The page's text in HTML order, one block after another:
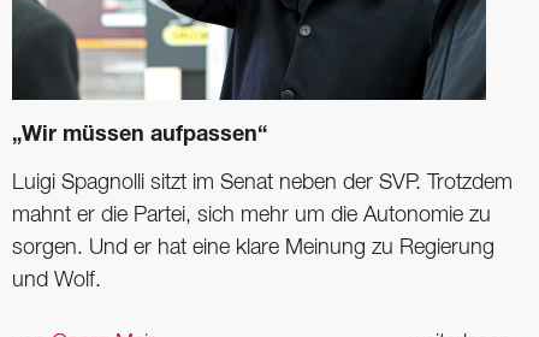
„Wir müssen aufpassen“
Luigi Spagnolli sitzt im Senat neben der SVP. Trotzdem
mahnt er die Partei, sich mehr um die Autonomie zu
sorgen. Und er hat eine klare Meinung zu Regierung
und Wolf.